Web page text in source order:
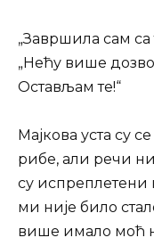
„Завршила сам са
„Нећу више
Остављам те!“
Мајкова уста су
рибе, али речи
су
ми није било
више имало моћ